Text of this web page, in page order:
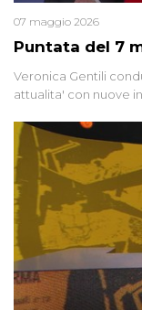
Puntata del 7
07 maggio 2026
Veronica Gentili
attualita' con nuove